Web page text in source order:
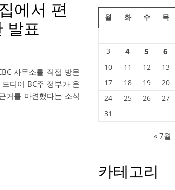
에서 편
발표
사무소를 직접 방문
디어 BC주 정부가 운
거를 마련했다는 소식
월 화 수 목
3 4 5 6
10
11 12 13
17
18 19 20
24
25 26 27
31
« 7월
카테고리